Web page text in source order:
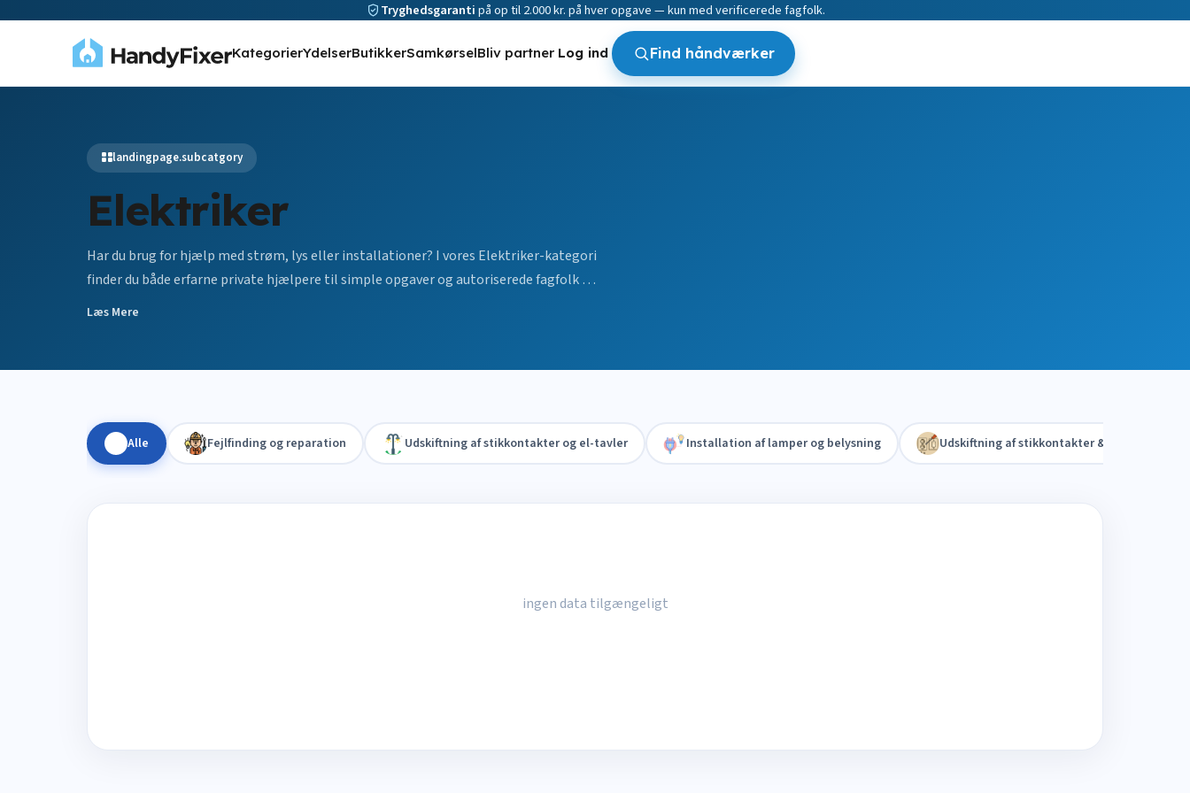
Tryghedsgarantipå op til 2.000 kr. på hver opgave — kun med verificerede fagfolk.
KategorierYdelserButikkerSamkørselBliv partner Log ind Find håndværker
landingpage.subcatgory
Elektriker
Har du brug for hjælp med strøm, lys eller installationer? I vores Elektriker-kategori
finder du både erfarne private hjælpere til simple opgaver og autoriserede fagfolk til
det, der kræver godkendelse og ekspertise.
Læs Mere
Alle Fejlfinding og reparation Udskiftning af stikkontakter og el-tavler Installation af lamper og belysning Udskiftning af stikkontakter & afbrydere
ingen data tilgængeligt